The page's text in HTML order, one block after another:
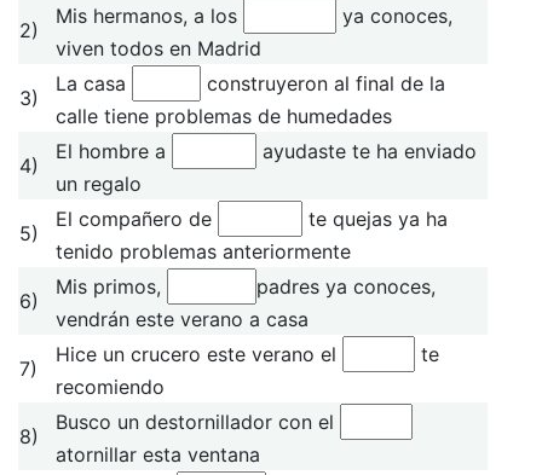
2)
Mis hermanos, a los
ya conoces,
viven todos en Madrid
3)
La casa
construyeron al final de la
calle tiene problemas de humedades
4)
El hombre a
ayudaste te ha enviado
un regalo
5)
El compañero de
te quejas ya ha
tenido problemas anteriormente
6)
Mis primos,
padres ya conoces,
vendrán este verano a casa
7)
Hice un crucero este verano el
te
recomiendo
8)
Busco un destornillador con el
atornillar esta ventana